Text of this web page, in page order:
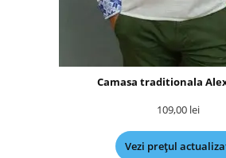
Camasa traditionala
109,00 lei
Vezi prețul